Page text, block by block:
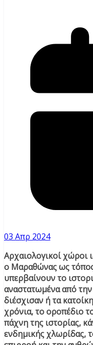
03 Απρ 2024
Αρχαιολογικοί χώροι
o Μαραθώνας ως
υπερβαίνουν το
αναστατωμένα από
διέσχισαν ή τα
χρόνια, το οροπέδιο
πάχνη της ιστορίας,
ενδημικής χλωρίδας,